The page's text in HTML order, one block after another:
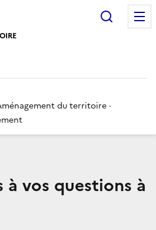
du territoire ·
à vos questions à